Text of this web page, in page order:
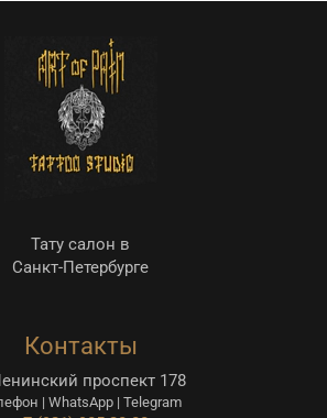
Тату салон в
Санкт-Петербурге
Контакты
проспект 178
| WhatsApp | Telegram